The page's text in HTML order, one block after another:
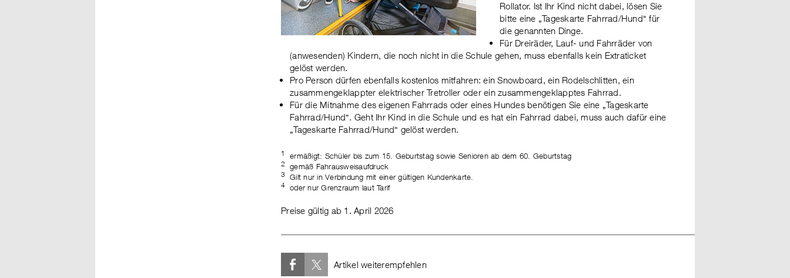
Rollator. Ist Ihr Kind nicht dabei, lösen Sie
bitte eine „Tageskarte Fahrrad/Hund“ für
die genannten Dinge.
Für Dreiräder, Lauf- und Fahrräder von
(anwesenden) Kindern, die noch nicht in die Schule gehen, muss ebenfalls kein Extraticket
gelöst werden.
Pro Person dürfen ebenfalls kostenlos mitfahren: ein Snowboard, ein Rodelschlitten, ein
zusammengeklappter elektrischer Tretroller oder ein zusammengeklapptes Fahrrad.
Für die Mitnahme des eigenen Fahrrads oder eines Hundes benötigen Sie eine „Tageskarte
Fahrrad/Hund“. Geht Ihr Kind in die Schule und es hat ein Fahrrad dabei, muss auch dafür eine
„Tageskarte Fahrrad/Hund“ gelöst werden.
1 ermäßigt: Schüler bis zum 15. Geburtstag sowie Senioren ab dem 60. Geburtstag
2 gemäß Fahrausweisaufdruck
3 Gilt nur in Verbindung mit einer gültigen Kundenkarte.
4 oder nur Grenzraum laut Tarif
Preise gültig ab 1. April 2026
Artikel weiterempfehlen